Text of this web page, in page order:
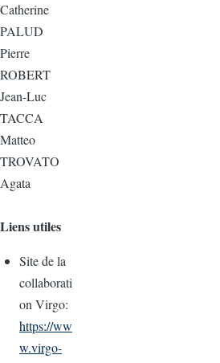
Catherine
PALUD
Pierre
ROBERT
Jean-Luc
TACCA
Matteo
TROVATO
Agata
Liens utiles
Site de la
collaborati
on Virgo:
https://ww
w.virgo-